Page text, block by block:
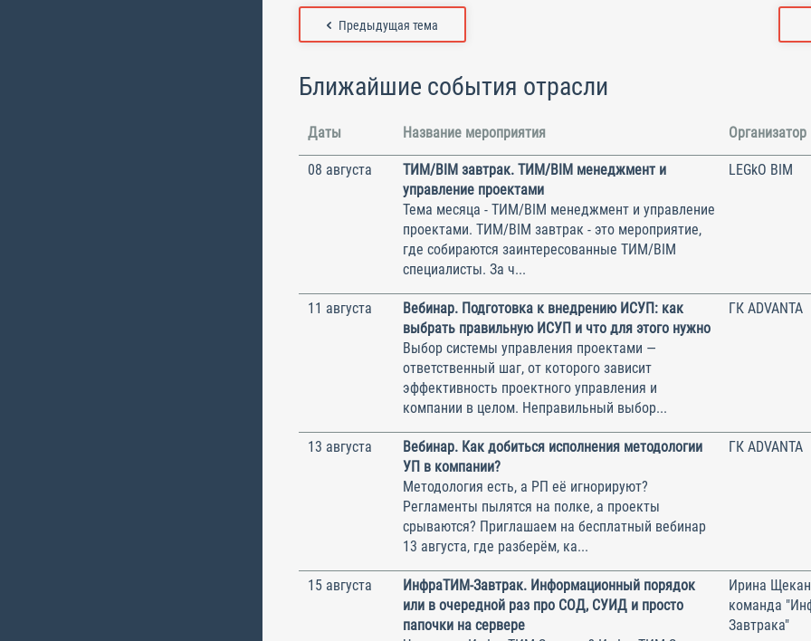
Предыдущая тема
Ближайшие события отрасли
Даты Название мероприятия Организатор
08 августа
ТИМ/BIM завтрак. ТИМ/BIM менеджмент и
управление проектами
Тема месяца - ТИМ/BIM менеджмент и управление
проектами. ТИМ/BIM завтрак - это мероприятие,
где собираются заинтересованные ТИМ/BIM
специалисты. За ч...
LEGkO BIM
11 августа
Вебинар. Подготовка к внедрению ИСУП: как
выбрать правильную ИСУП и что для этого нужно
Выбор системы управления проектами —
ответственный шаг, от которого зависит
эффективность проектного управления и
компании в целом. Неправильный выбор...
ГК ADVANTA
13 августа
Вебинар. Как добиться исполнения методологии
УП в компании?
Методология есть, а РП её игнорируют?
Регламенты пылятся на полке, а проекты
срываются? Приглашаем на бесплатный вебинар
13 августа, где разберём, ка...
ГК ADVANTA
15 августа
ИнфраТИМ-Завтрак. Информационный порядок
или в очередной раз про СОД, СУИД и просто
папочки на сервере
Ирина
команда
Завтрака"